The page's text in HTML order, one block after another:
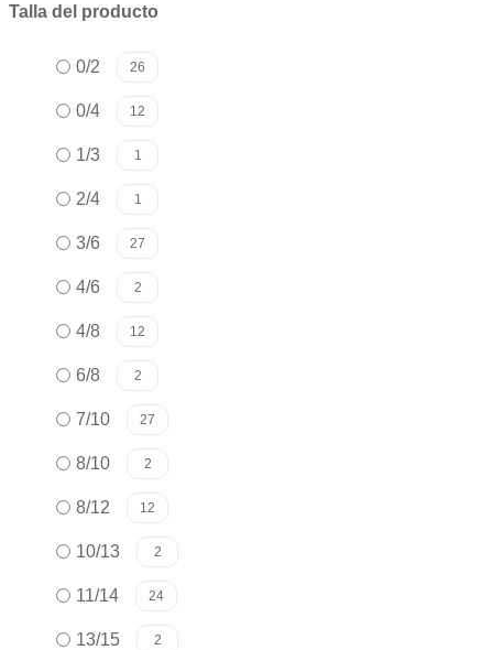
Talla del producto
0/2 26
0/4 12
1/3 1
2/4 1
3/6 27
4/6 2
4/8 12
6/8 2
7/10 27
8/10 2
8/12 12
10/13 2
11/14 24
13/15 2